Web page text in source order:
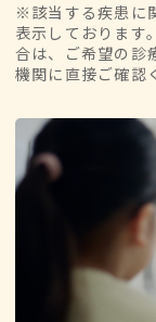
※該当する疾患に
表示しております
合は、ご希望の診
機関に直接ご確認